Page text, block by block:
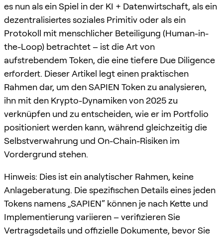
es nun als ein Spiel in der KI + Datenwirtschaft, als ein
dezentralisiertes soziales Primitiv oder als ein
Protokoll mit menschlicher Beteiligung (Human-in-
the-Loop) betrachtet – ist die Art von
aufstrebendem Token, die eine tiefere Due Diligence
erfordert. Dieser Artikel legt einen praktischen
Rahmen dar, um den SAPIEN Token zu analysieren,
ihn mit den Krypto-Dynamiken von 2025 zu
verknüpfen und zu entscheiden, wie er im Portfolio
positioniert werden kann, während gleichzeitig die
Selbstverwahrung und On-Chain-Risiken im
Vordergrund stehen.
Hinweis: Dies ist ein analytischer Rahmen, keine
Anlageberatung. Die spezifischen Details eines jeden
Tokens namens „SAPIEN“ können je nach Kette und
Implementierung variieren – verifizieren Sie
Vertragsdetails und offizielle Dokumente, bevor Sie